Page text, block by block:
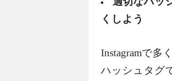
くしよう
Instagramで多
ハッシュタグ